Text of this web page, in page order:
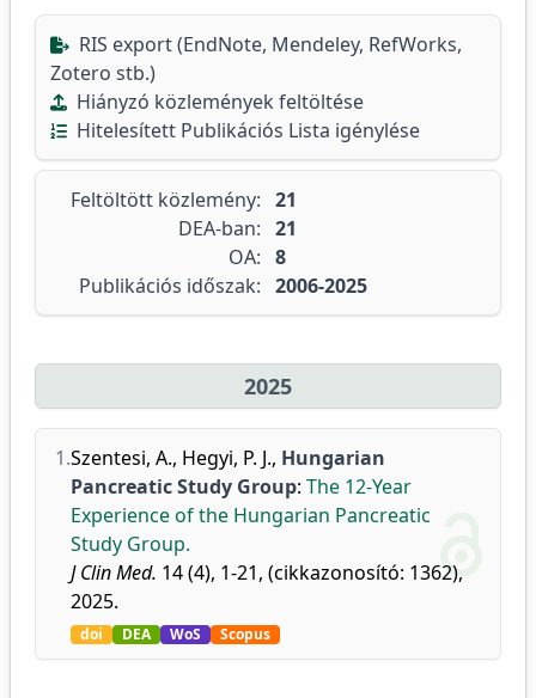
RIS export (EndNote, Mendeley, RefWorks,
Zotero stb.)
Hiányzó közlemények feltöltése
Hitelesített Publikációs Lista igénylése
Feltöltött közlemény: 21
DEA-ban: 21
OA: 8
Publikációs időszak: 2006-2025
2025
1.Szentesi, A., Hegyi, P. J., Hungarian
Pancreatic Study Group: The 12-Year
Experience of the Hungarian Pancreatic
Study Group.
J Clin Med. 14 (4), 1-21, (cikkazonosító: 1362),
2025.
doi DEA WoS Scopus